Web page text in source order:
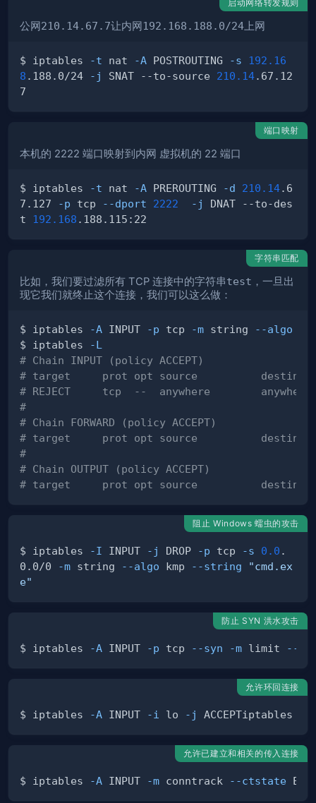
启动网络转发规则
公网 210.14.67.7让内网 192.168.188.0/24上网
$ iptables -t nat -A POSTROUTING -s
192.16
8 .188.0/24 -j SNAT --to-source 210.14.67.12
端口映射
本机的 2222 端口映射到内网 虚拟机的 22 端口
$ iptables -t nat -A PREROUTING -d 210.14.6
7.127
-p tcp --dport 2222 -j
DNAT --to-des
t 192.168
字符串匹配
比如，我们要过滤所有 TCP 连接中的字符串test ，一旦出
现它我们就终止这个连接，我们可以这么做：
$ iptables -A INPUT -p tcp -m string --algo
$ iptables
-L
# Chain INPUT (policy ACCEPT)
# target     prot opt source
# REJECT     tcp  --  anywhere        anywhere
#
# Chain FORWARD (policy ACCEPT)
# target     prot opt source
#
# Chain OUTPUT (policy ACCEPT)
# target     prot opt source
阻止 Windows 蠕虫的攻击
$ iptables -I INPUT -j DROP -p tcp -s 0.0 .
0.0/0
-m string --algo kmp --string
"cmd.ex
e"
防止 SYN 洪水攻击
$ iptables -A INPUT -p tcp --syn -m limit --
允许环回连接
$ iptables -A INPUT -i lo -j ACCEPTiptables
允许已建立和相关的传入连接
$ iptables -A INPUT -m conntrack --ctstate